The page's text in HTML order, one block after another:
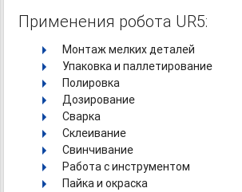
Применения робота UR5:
Монтаж мелких деталей
Упаковка и паллетирование
Полировка
Дозирование
Сварка
Склеивание
Свинчивание
Работа с инструментом
Пайка и окраска